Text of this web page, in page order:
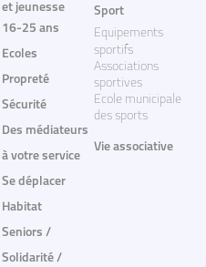
et jeunesse
16-25 ans
Ecoles
Propreté
Sécurité
Des médiateurs
à votre service
Se déplacer
Habitat
Seniors /
Solidarité /
Sport
Equipements
sportifs
Associations
sportives
Ecole municipale
des sports
Vie associative